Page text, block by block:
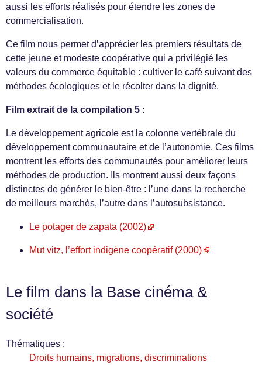
aussi les efforts réalisés pour étendre les zones de
commercialisation.
Ce film nous permet d’apprécier les premiers résultats de
cette jeune et modeste coopérative qui a privilégié les
valeurs du commerce équitable : cultiver le café suivant des
méthodes écologiques et le récolter dans la dignité.
Film extrait de la compilation 5 :
Le développement agricole est la colonne vertébrale du
développement communautaire et de l’autonomie. Ces films
montrent les efforts des communautés pour améliorer leurs
méthodes de production. Ils montrent aussi deux façons
distinctes de générer le bien-être : l’une dans la recherche
de meilleurs marchés, l’autre dans l’autosubsistance.
Le potager de zapata (2002)
Mut vitz, l’effort indigène coopératif (2000)
Le film dans la Base cinéma &
société
Thématiques :
Droits humains, migrations, discriminations